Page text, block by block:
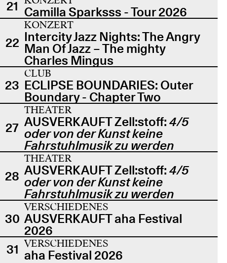
21 Camilla Sparksss - Tour 2026
22
KONZERT
Intercity Jazz Nights: The Angry
Man Of Jazz – The mighty
Charles Mingus
23
CLUB
ECLIPSE BOUNDARIES: Outer
Boundary - Chapter Two
27
THEATER
AUSVERKAUFT Zell:stoff: 4/5
oder von der Kunst keine
Fahrstuhlmusik zu werden
28
THEATER
AUSVERKAUFT Zell:stoff: 4/5
oder von der Kunst keine
Fahrstuhlmusik zu werden
30
VERSCHIEDENES
AUSVERKAUFT aha Festival
2026
31 VERSCHIEDENES
aha Festival 2026